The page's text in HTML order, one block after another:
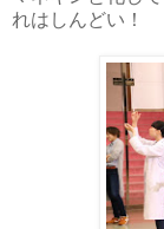
れはしんどい！